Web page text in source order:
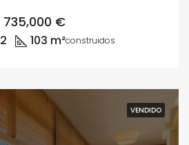
735,000 €
2 103 m²construidos
VENDIDO